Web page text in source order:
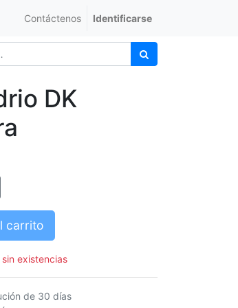
Contáctenos Identificarse
DK
carrito
existencias
de 30 días